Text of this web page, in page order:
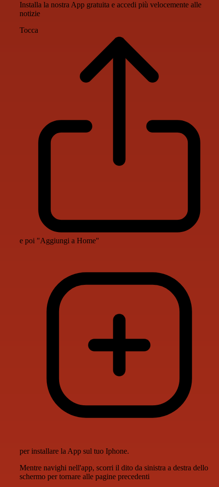
Installa la nostra App gratuita e accedi più velocemente alle
notizie
Tocca
e poi "Aggiungi a Home"
per installare la App sul tuo Iphone.
Mentre navighi nell'app, scorri il dito da sinistra a destra dello
schermo per tornare alle pagine precedenti